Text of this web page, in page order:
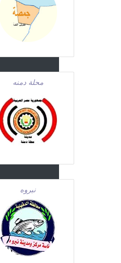
محلة دمنه
نبروه